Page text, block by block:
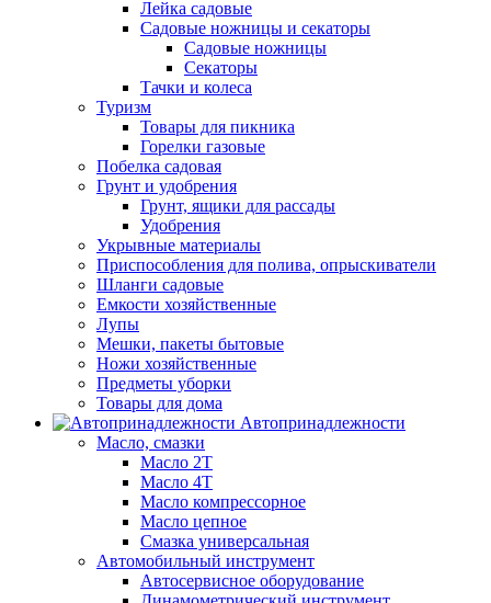
Лейка садовые
Садовые ножницы и секаторы
Садовые ножницы
Секаторы
Тачки и колеса
Туризм
Товары для пикника
Горелки газовые
Побелка садовая
Грунт и удобрения
Грунт, ящики для рассады
Удобрения
Укрывные материалы
Приспособления для полива, опрыскиватели
Шланги садовые
Емкости хозяйственные
Лупы
Мешки, пакеты бытовые
Ножи хозяйственные
Предметы уборки
Товары для дома
Автопринадлежности
Масло, смазки
Масло 2Т
Масло 4Т
Масло компрессорное
Масло цепное
Смазка универсальная
Автомобильный инструмент
Автосервисное оборудование